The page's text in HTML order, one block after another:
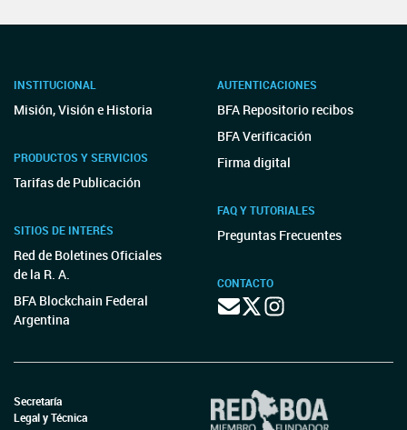
INSTITUCIONAL
Misión, Visión e Historia
PRODUCTOS Y SERVICIOS
Tarifas de Publicación
SITIOS DE INTERÉS
Red de Boletines Oficiales
de la R. A.
BFA Blockchain Federal
Argentina
AUTENTICACIONES
BFA Repositorio recibos
BFA Verificación
Firma digital
FAQ Y TUTORIALES
Preguntas Frecuentes
CONTACTO
Secretaría
Legal y Técnica